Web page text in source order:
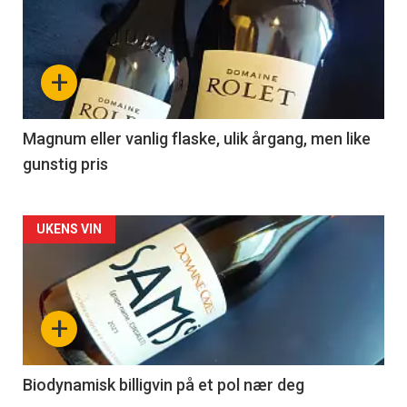
akkurat
nå
3
+
Magnum eller vanlig flaske, ulik årgang, men like
gunstig pris
Forsiden
akkurat
nå
4
+
UKENS VIN
Biodynamisk billigvin på et pol nær deg